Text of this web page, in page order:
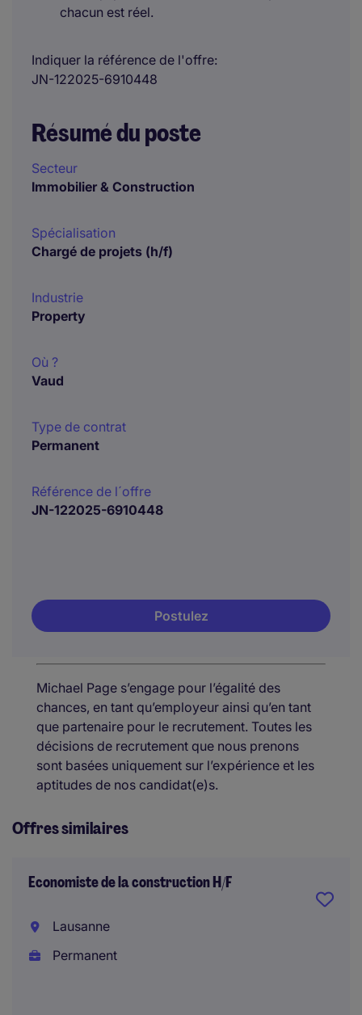
chacun est réel.
Indiquer la référence de l'offre
JN-122025-6910448
Résumé du poste
Secteur
Immobilier & Construction
Spécialisation
Chargé de projets (h/f)
Industrie
Property
Où ?
Vaud
Type de contrat
Permanent
Référence de l´offre
JN-122025-6910448
Postulez
Michael Page s’engage pour l’égalité des
chances, en tant qu’employeur ainsi qu’en tant
que partenaire pour le recrutement. Toutes les
décisions de recrutement que nous prenons
sont basées uniquement sur l’expérience et les
aptitudes de nos candidat(e)s.
Offres similaires
Economiste de la construction H/F
Lausanne
Permanent